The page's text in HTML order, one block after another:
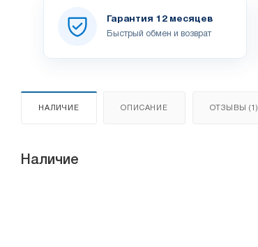
Гарантия 12 месяцев
Быстрый обмен и возврат
НАЛИЧИЕ ОПИСАНИЕ ОТЗЫВЫ (1)
Наличие